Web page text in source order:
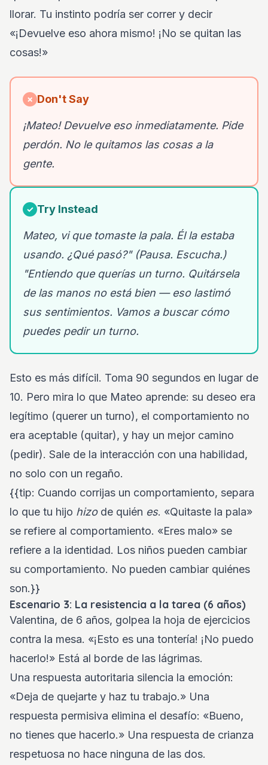
llorar. Tu instinto podría ser correr y decir
«¡Devuelve eso ahora mismo! ¡No se quitan las
cosas!»
✗ Don't Say
¡Mateo! Devuelve eso inmediatamente. Pide
perdón. No le quitamos las cosas a la
gente.
✓ Try Instead
Mateo, vi que tomaste la pala. Él la estaba
usando. ¿Qué pasó?" (Pausa. Escucha.)
"Entiendo que querías un turno. Quitársela
de las manos no está bien — eso lastimó
sus sentimientos. Vamos a buscar cómo
puedes pedir un turno.
Esto es más difícil. Toma 90 segundos en lugar de
10. Pero mira lo que Mateo aprende: su deseo era
legítimo (querer un turno), el comportamiento no
era aceptable (quitar), y hay un mejor camino
(pedir). Sale de la interacción con una habilidad,
no solo con un regaño.
{{tip: Cuando corrijas un comportamiento, separa
lo que tu hijo hizode quién es. «Quitaste la pala»
se refiere al comportamiento. «Eres malo» se
refiere a la identidad. Los niños pueden cambiar
su comportamiento. No pueden cambiar quiénes
son.}}
Escenario 3: La resistencia a la tarea (6 años)
Valentina, de 6 años, golpea la hoja de ejercicios
contra la mesa. «¡Esto es una tontería! ¡No puedo
hacerlo!» Está al borde de las lágrimas.
Una respuesta autoritaria silencia la emoción:
«Deja de quejarte y haz tu trabajo.» Una
respuesta permisiva elimina el desafío: «Bueno,
no tienes que hacerlo.» Una respuesta de crianza
respetuosa no hace ninguna de las dos.